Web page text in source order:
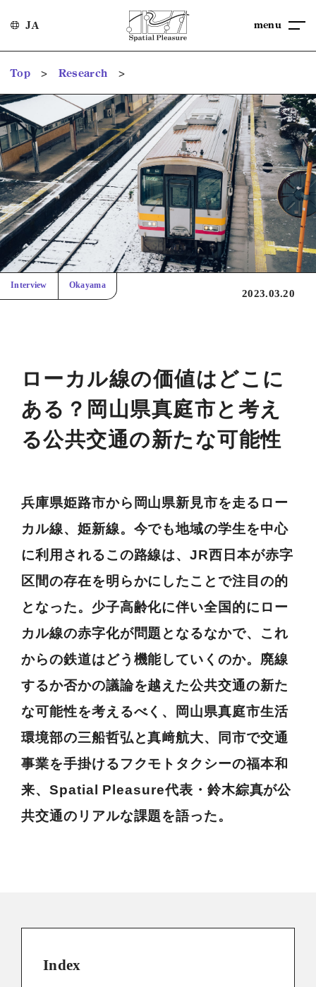
JA menu
Top > Research >
Interview Okayama
2023.03.20
ローカル線の価値はどこに
ある？岡山県真庭市と考え
る公共交通の新たな可能性
兵庫県姫路市から岡山県新見市を走るロー
カル線、姫新線。今でも地域の学生を中心
に利用されるこの路線は、JR西日本が赤字
区間の存在を明らかにしたことで注目の的
となった。少子高齢化に伴い全国的にロー
カル線の赤字化が問題となるなかで、これ
からの鉄道はどう機能していくのか。廃線
するか否かの議論を越えた公共交通の新た
な可能性を考えるべく、岡山県真庭市生活
環境部の三船哲弘と真﨑航大、同市で交通
事業を手掛けるフクモトタクシーの福本和
来、Spatial Pleasure代表・鈴木綜真が公
共交通のリアルな課題を語った。
Index